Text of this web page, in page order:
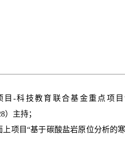
目-科技教育联合基金重点项
）主持；
项目“基于碳酸盐岩原位分析的